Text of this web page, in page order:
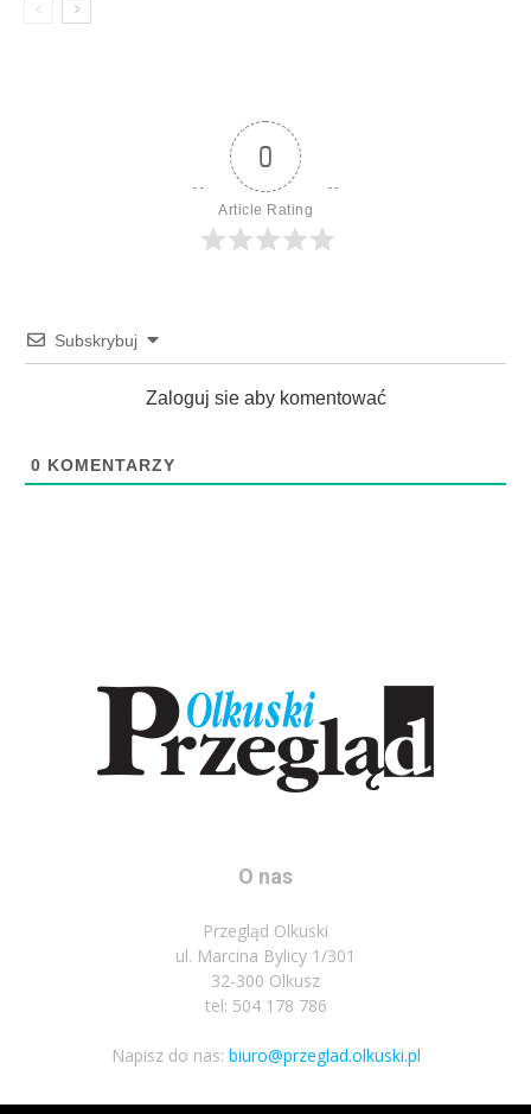
0
Article Rating
Subskrybuj
Zaloguj sie aby komentować
0 KOMENTARZY
O nas
Przegląd Olkuski
ul. Marcina Bylicy 1/301
32-300 Olkusz
tel: 504 178 786
Napisz do nas: biuro@przeglad.olkuski.pl